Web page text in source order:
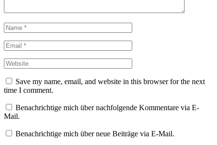
Save my name, email, and website in this browser for the next
time I comment.
Benachrichtige mich über nachfolgende Kommentare via E-
Mail.
Benachrichtige mich über neue Beiträge via E-Mail.